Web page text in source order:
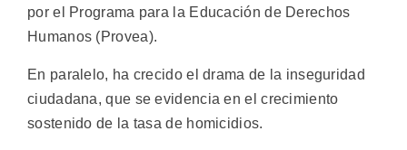
por el Programa para la Educación de Derechos
Humanos (Provea).
En paralelo, ha crecido el drama de la inseguridad
ciudadana, que se evidencia en el crecimiento
sostenido de la tasa de homicidios.